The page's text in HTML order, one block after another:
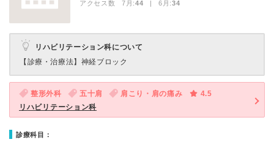
アクセス数 7月:44 | 6月:34
リハビリテーション科について
【診療・治療法】 神経ブロック
整形外科 五十肩 肩こり・肩の痛み
4.5
リハビリテーション科
診療科目：